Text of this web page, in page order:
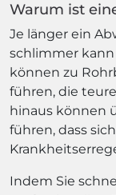
Warum ist
Je länger ein
schlimmer kann
können zu
führen, die
hinaus können
führen, dass
Indem Sie